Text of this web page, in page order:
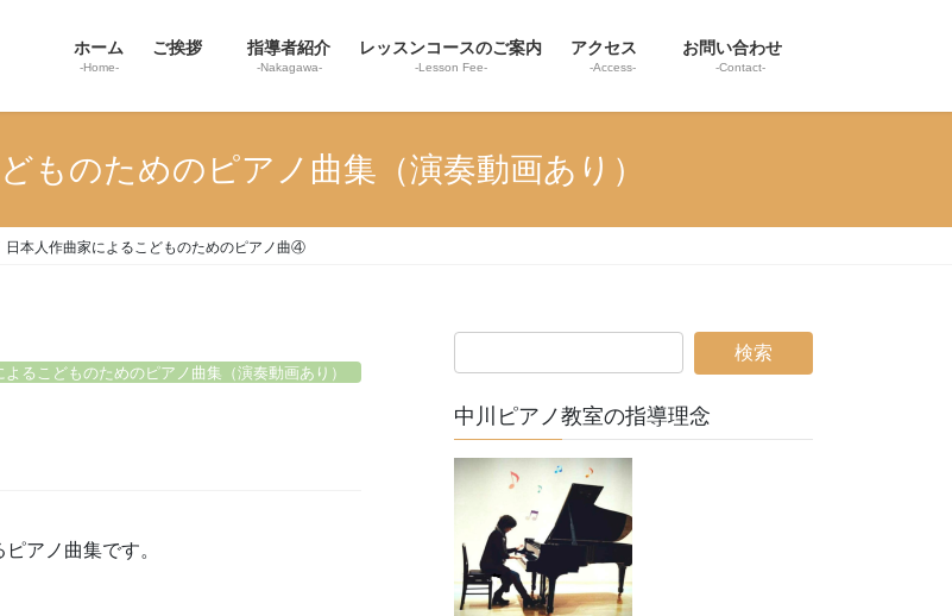
ホーム
-Home-
ご挨拶 指導者紹介
-Nakagawa-
レッスンコースのご案内
-Lesson Fee-
アクセス
-Access-
お問い合わせ
-Contact-
ものためのピアノ曲集（演奏動画あり）
日本人作曲家によるこどものためのピアノ曲④
よるこどものためのピアノ曲集（演奏動画あり）
アノ曲集です。
中川ピアノ教室の指導理念